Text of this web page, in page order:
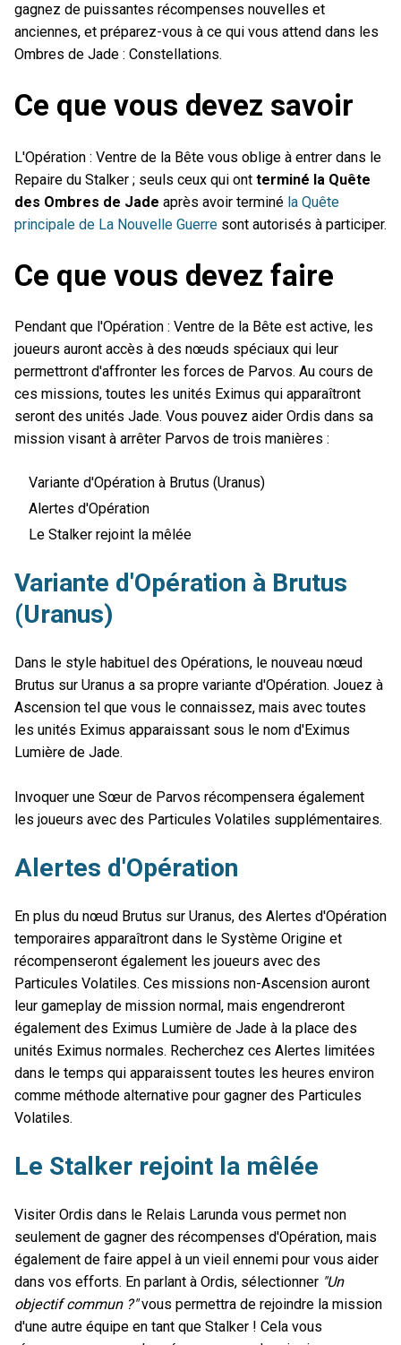
gagnez de puissantes récompenses nouvelles et
anciennes, et préparez-vous à ce qui vous attend dans les
Ombres de Jade : Constellations.
Ce que vous devez savoir
L'Opération : Ventre de la Bête vous oblige à entrer dans le
Repaire du Stalker ; seuls ceux qui ont terminé la Quête
des Ombres de Jade après avoir terminé la Quête
principale de La Nouvelle Guerre sont autorisés à participer.
Ce que vous devez faire
Pendant que l'Opération : Ventre de la Bête est active, les
joueurs auront accès à des nœuds spéciaux qui leur
permettront d'affronter les forces de Parvos. Au cours de
ces missions, toutes les unités Eximus qui apparaîtront
seront des unités Jade. Vous pouvez aider Ordis dans sa
mission visant à arrêter Parvos de trois manières :
Variante d'Opération à Brutus (Uranus)
Alertes d'Opération
Le Stalker rejoint la mêlée
Variante d'Opération à Brutus
(Uranus)
Dans le style habituel des Opérations, le nouveau nœud
Brutus sur Uranus a sa propre variante d'Opération. Jouez à
Ascension tel que vous le connaissez, mais avec toutes
les unités Eximus apparaissant sous le nom d'Eximus
Lumière de Jade.
Invoquer une Sœur de Parvos récompensera également
les joueurs avec des Particules Volatiles supplémentaires.
Alertes d'Opération
En plus du nœud Brutus sur Uranus, des Alertes d'Opération
temporaires apparaîtront dans le Système Origine et
récompenseront également les joueurs avec des
Particules Volatiles. Ces missions non-Ascension auront
leur gameplay de mission normal, mais engendreront
également des Eximus Lumière de Jade à la place des
unités Eximus normales. Recherchez ces Alertes limitées
dans le temps qui apparaissent toutes les heures environ
comme méthode alternative pour gagner des Particules
Volatiles.
Le Stalker rejoint la mêlée
Visiter Ordis dans le Relais Larunda vous permet non
seulement de gagner des récompenses d'Opération, mais
également de faire appel à un vieil ennemi pour vous aider
dans vos efforts. En parlant à Ordis, sélectionner "Un
objectif commun ?"vous permettra de rejoindre la mission
d'une autre équipe en tant que Stalker ! Cela vous